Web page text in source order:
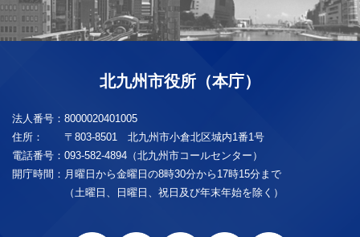
北九州市役所（本庁）
法人番号： 8000020401005
住所：
〒803-8501 北九州市小倉北区城内1番1号
電話番号： 093-582-4894（北九州市コールセンター）
開庁時間： 月曜日から金曜日の8時30分から17時15分まで
（土曜日、日曜日、祝日及び年末年始を除く）